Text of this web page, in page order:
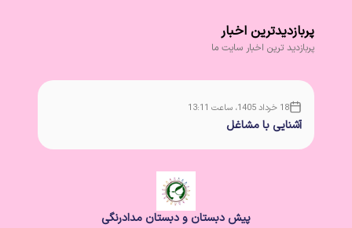
پربازدیدترین اخبار
پربازدید ترین اخبار سایت ما
18 خرداد 1405، ساعت 13:11
آشنایی با مشاغل
پیش دبستان و دبستان مدادرنگی